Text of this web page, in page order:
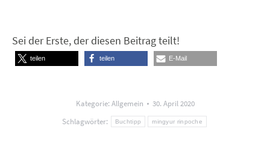
Sei der Erste, der diesen Beitrag teilt!
teilen teilen E-Mail
Kategorie: Allgemein
30. April 2020
Schlagwörter:
Buchtipp mingyur rinpoche